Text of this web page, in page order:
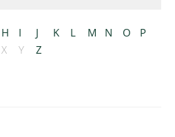
H I J K L M N O
P
X Y Z